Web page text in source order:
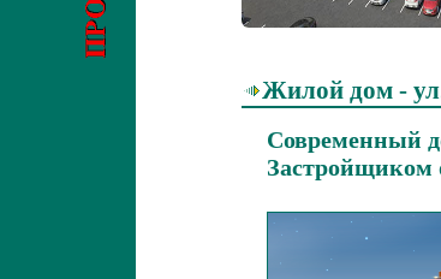
Жилой дом -
Современный
Застройщиком